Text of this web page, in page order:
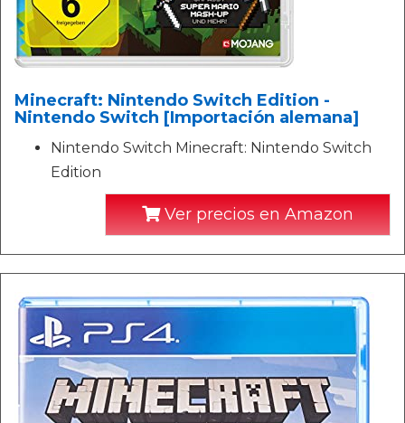
Minecraft: Nintendo Switch Edition -
Nintendo Switch [Importación alemana]
Nintendo Switch Minecraft: Nintendo Switch
Edition
Ver precios en Amazon